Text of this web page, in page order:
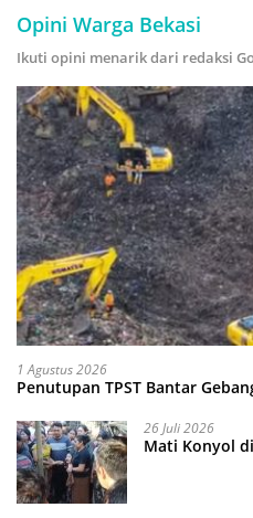
Opini Warga Bekasi
Ikuti opini menarik dari redaksi
1 Agustus 2026
Penutupan TPST Bantar
26 Juli 2026
Mati Konyol